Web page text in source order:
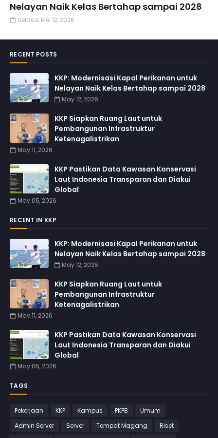
Nelayan Naik Kelas Bertahap sampai 2028
Selasa, Mei 12, 2026
RECENT POSTS
KKP: Modernisasi Kapal Perikanan untuk
Nelayan Naik Kelas Bertahap sampai 2028
May 12, 2026
KKP Siapkan Ruang Laut untuk
Pembangunan Infrastruktur
Ketenagalistrikan
May 11, 2026
KKP Pastikan Data Kawasan Konservasi
Laut Indonesia Transparan dan Diakui
Global
May 05, 2026
RECENT IN KKP
KKP: Modernisasi Kapal Perikanan untuk
Nelayan Naik Kelas Bertahap sampai 2028
May 12, 2026
KKP Siapkan Ruang Laut untuk
Pembangunan Infrastruktur
Ketenagalistrikan
May 11, 2026
KKP Pastikan Data Kawasan Konservasi
Laut Indonesia Transparan dan Diakui
Global
May 05, 2026
TAGS
Pekerjaan KKP Kampus PKPB
Umum
Admin Server
Server Tempat Magang
Riset